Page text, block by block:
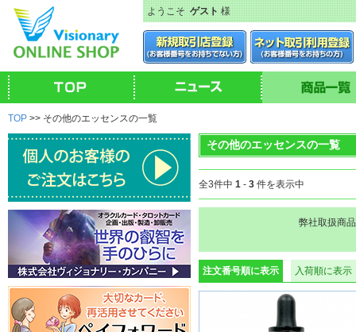
ようこそゲスト様
TOP >> その他のエッセンスの一覧
その他のエッセンスの一覧
全3件中 1 - 3 件を表示中
弊社取扱商
注文番号順に表示 入荷順に表示